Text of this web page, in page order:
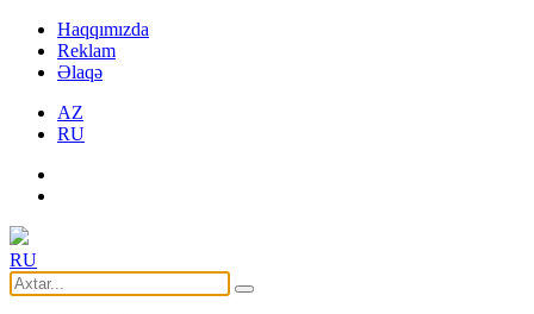
Haqqımızda
Reklam
Əlaqə
AZ
RU
RU